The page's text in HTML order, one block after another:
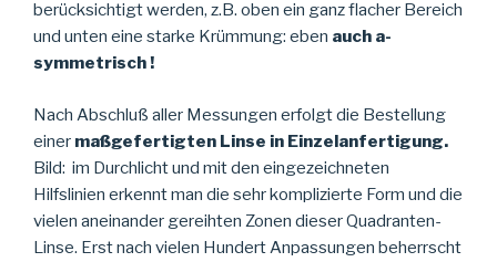
berücksichtigt werden, z.B. oben ein ganz flacher Bereich
und unten eine starke Krümmung: eben auch a-
symmetrisch !
Nach Abschluß aller Messungen erfolgt die Bestellung
einer maßgefertigten Linse in Einzelanfertigung.
Bild: im Durchlicht und mit den eingezeichneten
Hilfslinien erkennt man die sehr komplizierte Form und die
vielen aneinander gereihten Zonen dieser Quadranten-
Linse. Erst nach vielen Hundert Anpassungen beherrscht